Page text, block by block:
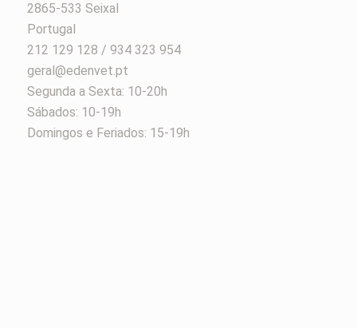
2865-533 Seixal
Portugal
212 129 128 / 934 323 954
geral@edenvet.pt
Segunda a Sexta: 10-20h
Sábados: 10-19h
Domingos e Feriados: 15-19h